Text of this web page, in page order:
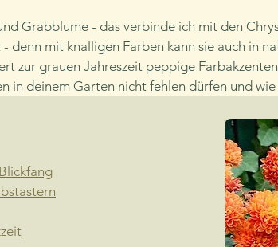
Grabblume - das verbinde ich mit den
denn mit knalligen Farben kann sie auch in
zur grauen Jahreszeit peppige
in deinem Garten nicht fehlen dürfen und